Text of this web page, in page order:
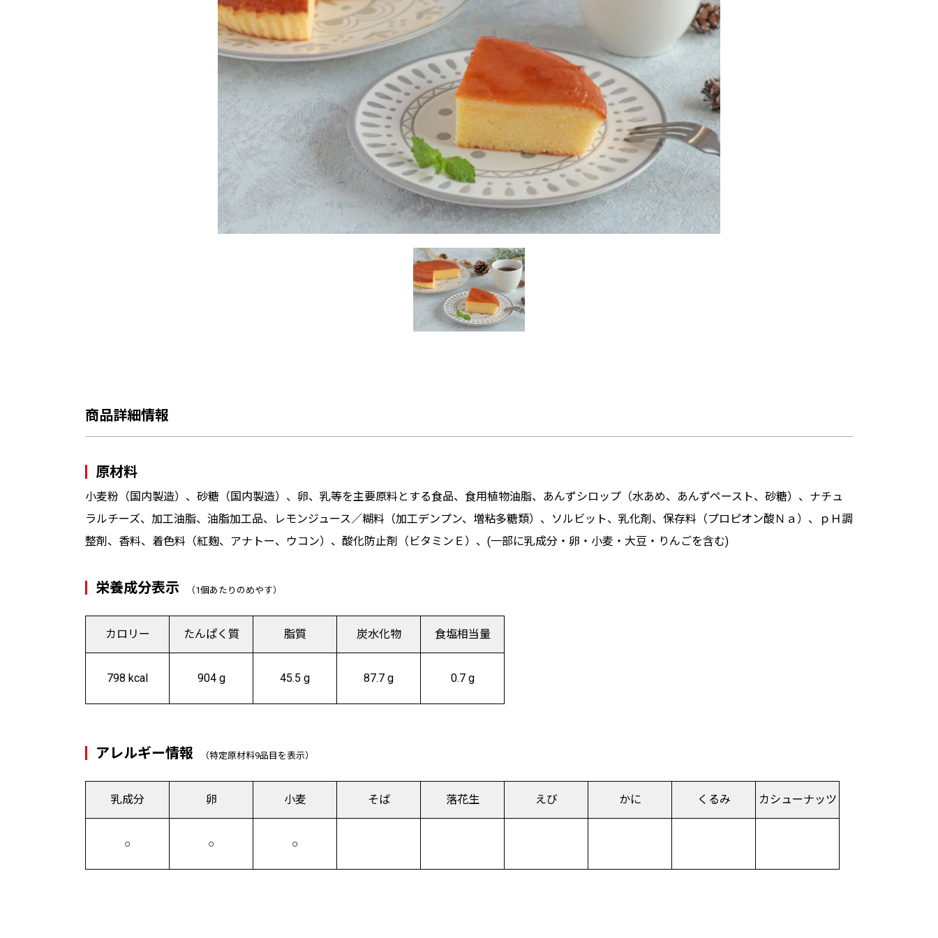
商品詳細情報
原材料
小麦粉（国内製造）、砂糖（国内製造）、卵、乳等を主要原料とする食品、食用植物油脂、あんずシロップ（水あめ、あんずペースト、砂糖）、ナチュ
ラルチーズ、加工油脂、油脂加工品、レモンジュース／糊料（加工デンプン、増粘多糖類）、ソルビット、乳化剤、保存料（プロピオン酸Ｎａ）、ｐＨ調
整剤、香料、着色料（紅麹、アナトー、ウコン）、酸化防止剤（ビタミンＥ）、(一部に乳成分・卵・小麦・大豆・りんごを含む)
栄養成分表示 （1個あたりのめやす）
カロリー たんぱく質 脂質 炭水化物 食塩相当量
798 kcal 904 g 45.5 g 87.7 g 0.7 g
アレルギー情報 （特定原材料9品目を表示）
乳成分 卵 小麦 そば 落花生 えび かに くるみ カシューナッツ
○ ○ ○